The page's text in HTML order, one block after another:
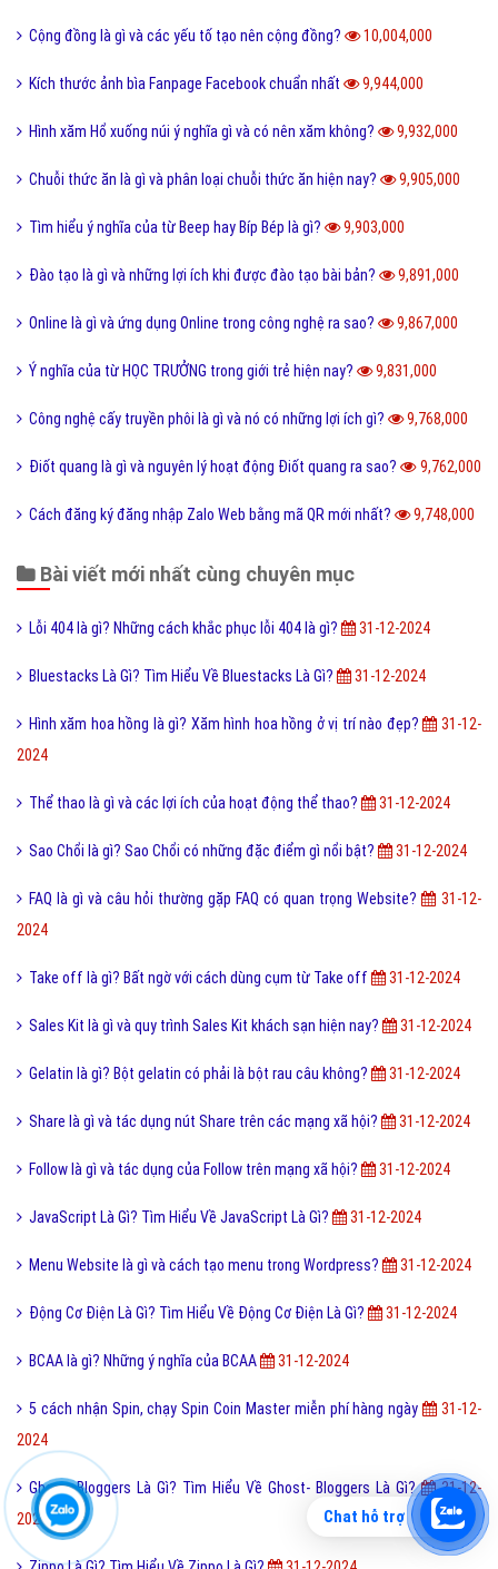
Cộng đồng là gì và các yếu tố tạo nên cộng đồng? 10,004,000
Kích thước ảnh bìa Fanpage Facebook chuẩn nhất 9,944,000
Hình xăm Hổ xuống núi ý nghĩa gì và có nên xăm không? 9,932,000
Chuỗi thức ăn là gì và phân loại chuỗi thức ăn hiện nay? 9,905,000
Tìm hiểu ý nghĩa của từ Beep hay Bíp Bép là gì? 9,903,000
Đào tạo là gì và những lợi ích khi được đào tạo bài bản? 9,891,000
Online là gì và ứng dụng Online trong công nghệ ra sao? 9,867,000
Ý nghĩa của từ HỌC TRƯỞNG trong giới trẻ hiện nay? 9,831,000
Công nghệ cấy truyền phôi là gì và nó có những lợi ích gì? 9,768,000
Điốt quang là gì và nguyên lý hoạt động Điốt quang ra sao? 9,762,000
Cách đăng ký đăng nhập Zalo Web bằng mã QR mới nhất? 9,748,000
Bài viết mới nhất cùng chuyên mục
Lỗi 404 là gì? Những cách khắc phục lỗi 404 là gì? 31-12-2024
Bluestacks Là Gì? Tìm Hiểu Về Bluestacks Là Gì? 31-12-2024
Hình xăm hoa hồng là gì? Xăm hình hoa hồng ở vị trí nào đẹp?
31-12-
2024
Thể thao là gì và các lợi ích của hoạt động thể thao? 31-12-2024
Sao Chổi là gì? Sao Chổi có những đặc điểm gì nổi bật? 31-12-2024
FAQ là gì và câu hỏi thường gặp FAQ có quan trọng Website?
31-12-
2024
Take off là gì? Bất ngờ với cách dùng cụm từ Take off 31-12-2024
Sales Kit là gì và quy trình Sales Kit khách sạn hiện nay? 31-12-2024
Gelatin là gì? Bột gelatin có phải là bột rau câu không? 31-12-2024
Share là gì và tác dụng nút Share trên các mạng xã hội? 31-12-2024
Follow là gì và tác dụng của Follow trên mạng xã hội? 31-12-2024
JavaScript Là Gì? Tìm Hiểu Về JavaScript Là Gì? 31-12-2024
Menu Website là gì và cách tạo menu trong Wordpress? 31-12-2024
Động Cơ Điện Là Gì? Tìm Hiểu Về Động Cơ Điện Là Gì? 31-12-2024
BCAA là gì? Những ý nghĩa của BCAA 31-12-2024
5 cách nhận Spin, chạy Spin Coin Master miễn phí hàng ngày
31-12-
2024
Ghost- Bloggers Là Gì? Tìm Hiểu Về Ghost- Bloggers Là Gì?
31-12-
2024
Chat hỗ trợ